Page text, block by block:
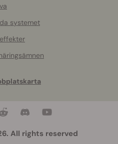
systemet
All rights reserved